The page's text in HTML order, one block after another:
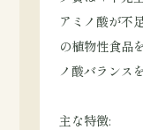
アミノ酸が不
の植物性食品
ノ酸バランス
主な特徴: